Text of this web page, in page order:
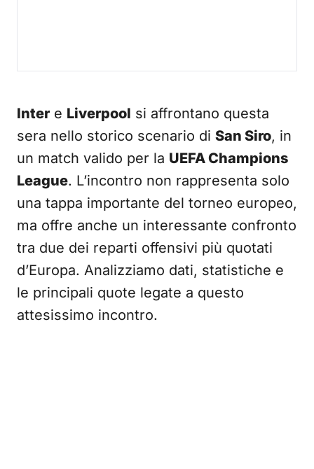
Inter e Liverpool si affrontano questa
sera nello storico scenario di San Siro, in
un match valido per la UEFA Champions
League. L’incontro non rappresenta solo
una tappa importante del torneo europeo,
ma offre anche un interessante confronto
tra due dei reparti offensivi più quotati
d’Europa. Analizziamo dati, statistiche e
le principali quote legate a questo
attesissimo incontro.